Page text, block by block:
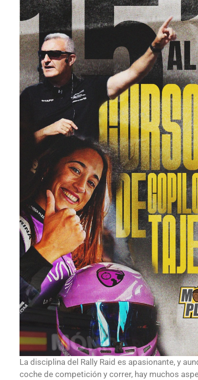
La disciplina del Rally Raid es apasionante, y
coche de competición y correr, hay muchos